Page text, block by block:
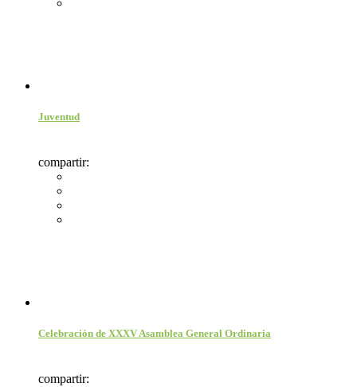
Juventud
compartir:
Celebración de XXXV Asamblea General Ordinaria
compartir: